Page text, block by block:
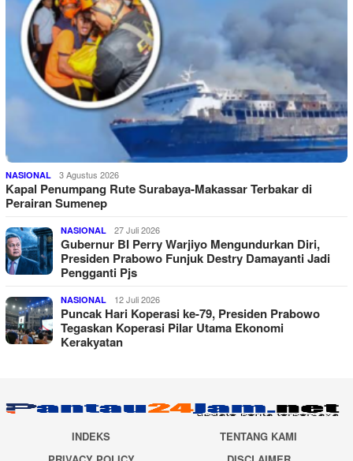
NASIONAL 3 Agustus 2026
Kapal Penumpang Rute Surabaya-Makassar Terbakar di
Perairan Sumenep
NASIONAL 27 Juli 2026
Gubernur BI Perry Warjiyo Mengundurkan Diri,
Presiden Prabowo Funjuk Destry Damayanti Jadi
Pengganti Pjs
NASIONAL 12 Juli 2026
Puncak Hari Koperasi ke-79, Presiden Prabowo
Tegaskan Koperasi Pilar Utama Ekonomi
Kerakyatan
INDEKS
TENTANG KAMI